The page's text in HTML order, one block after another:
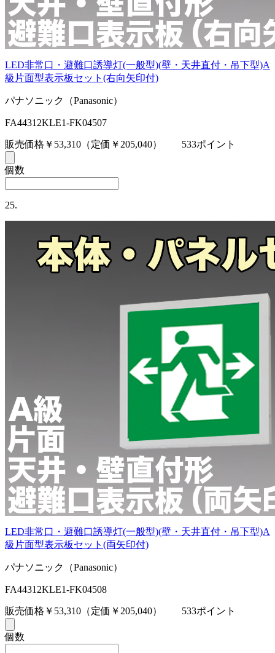
LED非常口・避難口誘導灯(一般型)(壁・天井直付・吊下型)A
級片面型表示板セット(右向矢印付)
パナソニック（Panasonic）
FA44312KLE1-FK04507
販売価格￥53,310 （定価￥205,040） 533ポイント
個数
25.
LED非常口・避難口誘導灯(一般型)(壁・天井直付・吊下型)A
級片面型表示板セット(両矢印付)
パナソニック（Panasonic）
FA44312KLE1-FK04508
販売価格￥53,310 （定価￥205,040） 533ポイント
個数